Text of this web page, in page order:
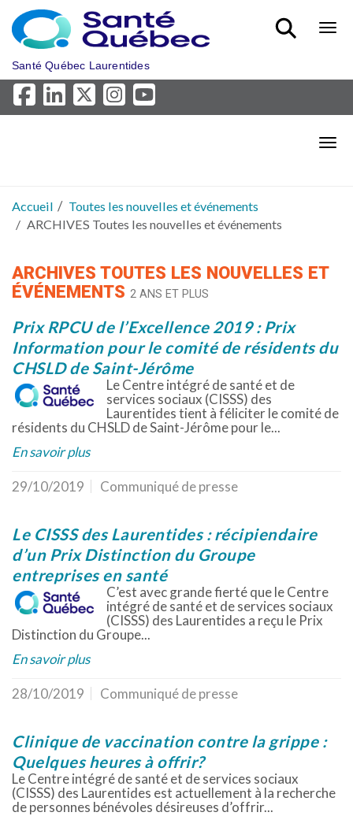
Aller au menu principal
Santé Québec Laurentides
Accueil
Toutes les nouvelles et événements
ARCHIVES Toutes les nouvelles et événements
ARCHIVES TOUTES LES NOUVELLES ET
ÉVÉNEMENTS 2 ANS ET PLUS
Prix RPCU de l’Excellence 2019 : Prix
Information pour le comité de résidents du
CHSLD de Saint-Jérôme
Le Centre intégré de santé et de
services sociaux (CISSS) des
Laurentides tient à féliciter le comité de
résidents du CHSLD de Saint-Jérôme pour le...
En savoir plus
29/10/2019 Communiqué de presse
Le CISSS des Laurentides : récipiendaire
d’un Prix Distinction du Groupe
entreprises en santé
C’est avec grande fierté que le Centre
intégré de santé et de services sociaux
(CISSS) des Laurentides a reçu le Prix
Distinction du Groupe...
En savoir plus
28/10/2019 Communiqué de presse
Clinique de vaccination contre la grippe :
Quelques heures à offrir?
Le Centre intégré de santé et de services sociaux
(CISSS) des Laurentides est actuellement à la recherche
de personnes bénévoles désireuses d’offrir...